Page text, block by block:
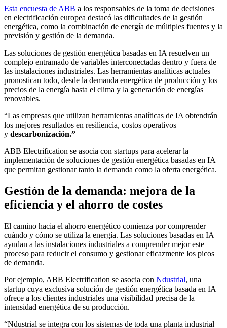
Esta encuesta de ABB a los responsables de la toma de decisiones
en electrificación europea destacó las dificultades de la gestión
energética, como la combinación de energía de múltiples fuentes y la
previsión y gestión de la demanda.
Las soluciones de gestión energética basadas en IA resuelven un
complejo entramado de variables interconectadas dentro y fuera de
las instalaciones industriales. Las herramientas analíticas actuales
pronostican todo, desde la demanda energética de producción y los
precios de la energía hasta el clima y la generación de energías
renovables.
“Las empresas que utilizan herramientas analíticas de IA obtendrán
los mejores resultados en resiliencia, costos operativos
y descarbonización.”
ABB Electrification se asocia con startups para acelerar la
implementación de soluciones de gestión energética basadas en IA
que permitan gestionar tanto la demanda como la oferta energética.
Gestión de la demanda: mejora de la
eficiencia y el ahorro de costes
El camino hacia el ahorro energético comienza por comprender
cuándo y cómo se utiliza la energía. Las soluciones basadas en IA
ayudan a las instalaciones industriales a comprender mejor este
proceso para reducir el consumo y gestionar eficazmente los picos
de demanda.
Por ejemplo, ABB Electrification se asocia con Ndustrial, una
startup cuya exclusiva solución de gestión energética basada en IA
ofrece a los clientes industriales una visibilidad precisa de la
intensidad energética de su producción.
“Ndustrial se integra con los sistemas de toda una planta industrial